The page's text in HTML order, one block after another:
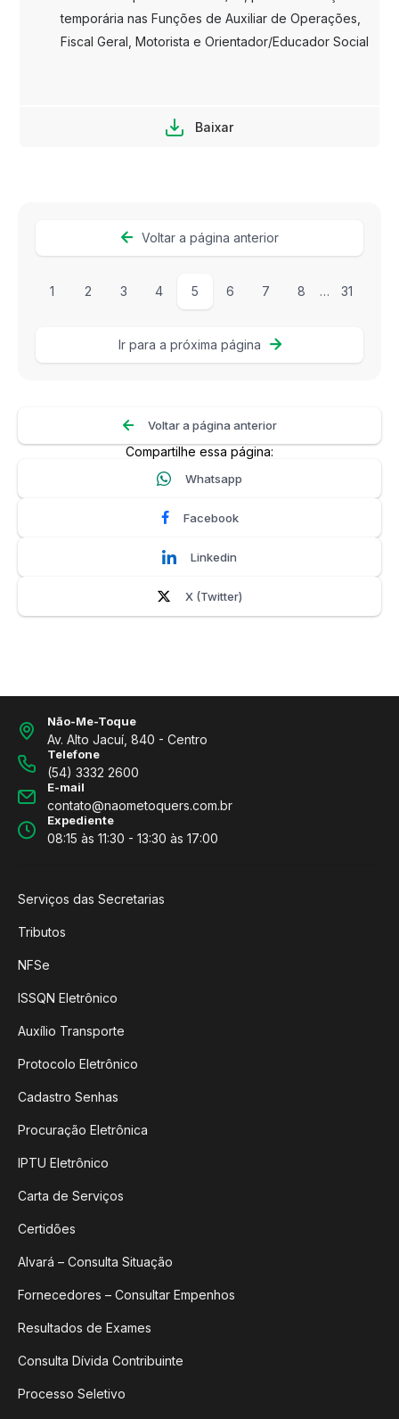
temporária nas Funções de Auxiliar de Operações,
Fiscal Geral, Motorista e Orientador/Educador Social
Baixar
Voltar a página anterior
1 2 3 4 5 6 7 8 … 31
Ir para a próxima página
Voltar a página anterior
Compartilhe essa página:
Whatsapp
Facebook
Linkedin
X (Twitter)
Não-Me-Toque
Av. Alto Jacuí, 840 - Centro
Telefone
(54) 3332 2600
E-mail
contato@naometoquers.com.br
Expediente
08:15 às 11:30 - 13:30 às 17:00
Serviços das Secretarias
Tributos
NFSe
ISSQN Eletrônico
Auxílio Transporte
Protocolo Eletrônico
Cadastro Senhas
Procuração Eletrônica
IPTU Eletrônico
Carta de Serviços
Certidões
Alvará – Consulta Situação
Fornecedores – Consultar Empenhos
Resultados de Exames
Consulta Dívida Contribuinte
Processo Seletivo